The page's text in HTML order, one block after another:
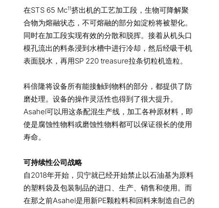
在STS 65 Mc11挤出机的工艺加工段，生物可降解聚
合物为熔融状态，不可熔融的部分如淀粉将被塑化。
同时在加工段实现有效的分散和脱挥。接着从机头口
模孔流出的料条浸到水槽中进行冷却，然后经吸干机
表面脱水，再用SP 220 treasure拉条切粒机造粒。
科倍隆将设备所有能接触到物料的部分，都提供了防
磨处理。设备的操作灵活性也得到了很大提升。
Asahel可以用这条配混生产线，加工各种原材料，即
使是腐蚀性物料或磨蚀性物料都可以保证很长的使用
寿命。
可持续性公司战略
自2018年开始，贝宁就已经开始禁止以石油基为原料
的塑料袋及包装制品的进口、生产、销售和使用。而
在那之前Asahel是用新PE颗粒料和回料来制造自己的